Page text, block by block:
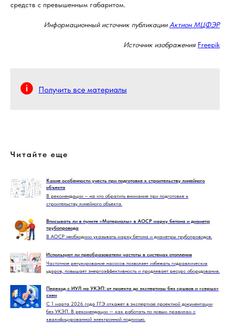
средств с превышенным габаритом.
Информационный источник публикацииАктион МЦФЭР
Источник изображения Freepik
Получить все материалы
Читайте еще
Какие особенности учесть при подготовке к строительству линейного
объекта
В рекомендации – на что обратить внимание при подготовке к
строительству линейного объекта.
Вписывать ли в пункте «Материалы» в АОСР марку бетона и диаметр
трубопровода
В АОСР необходимо указывать марку бетона и диаметры трубопроводов.
Используют ли преобразователи частоты в системах отопления
Частотное регулирование насосов позволяет избежать гидравлических
ударов, повышает энергоэффективность и продлевает ресурс оборудования.
Переход с ИУЛ на УКЭП: от проекта до экспертизы без срывов и «серых»
схем
С 1 марта 2026 года ГГЭ откажет в экспертизе проектной документации
без УКЭП. В рекомендации — как работать по новым правилам с
квалифицированной электронной подписью.